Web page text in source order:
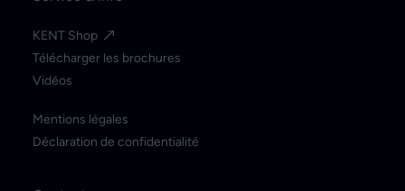
KENT Shop
Télécharger les brochures
Vidéos
Mentions légales
Déclaration de confidentialité